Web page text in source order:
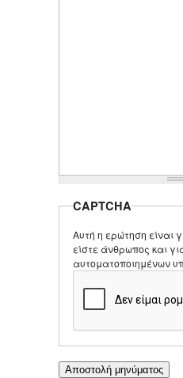
CAPTCHA
Αυτή η ερώτηση είναι
είστε άνθρωπος και
αυτοματοποιημένων